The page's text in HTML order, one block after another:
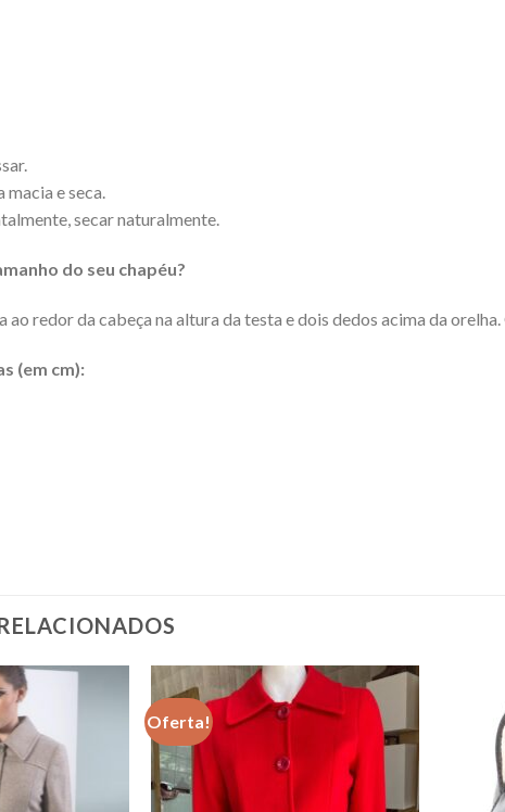
macia e seca.
secar naturalmente.
do seu chapéu?
ao redor da cabeça na altura da testa e dois dedos acima da
(em cm):
Oferta!